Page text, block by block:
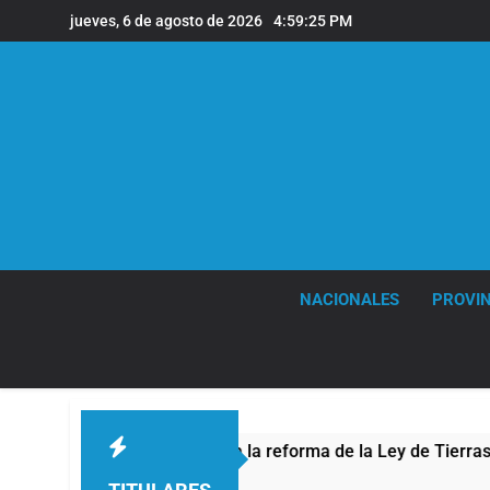
al
jueves, 6 de agosto de 2026 4:59:26 PM
NACIONALES
contra la reforma de la Ley de Tierras